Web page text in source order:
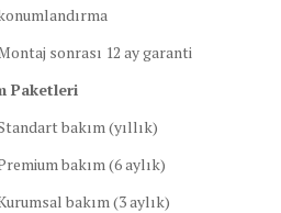
sonrası 12 ay garanti
Paketleri
bakım (yıllık)
bakım (6 aylık)
bakım (3 aylık)